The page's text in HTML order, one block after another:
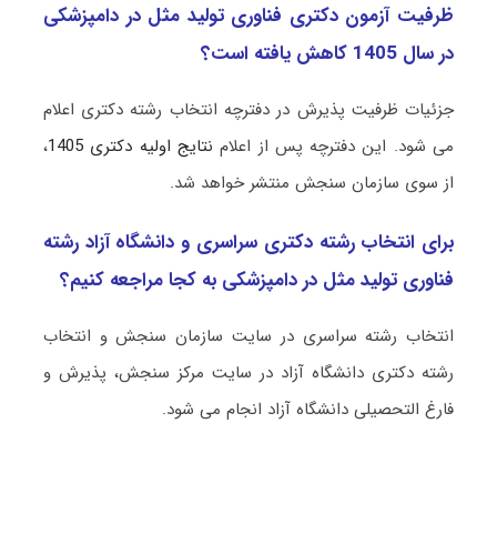
ظرفیت آزمون دکتری ﻓﻨﺎوری ﺗﻮﻟﻴﺪ ﻣﺜﻞ در داﻣﭙﺰشکی
در سال 1405 کاهش یافته است؟
جزئیات ظرفیت پذیرش در دفترچه انتخاب رشته دکتری اعلام
می شود. این دفترچه پس از اعلام نتایج اولیه دکتری 1405
،
از سوی سازمان سنجش منتشر خواهد شد.
برای انتخاب رشته دکتری سراسری و دانشگاه آزاد رشته
ﻓﻨﺎوری ﺗﻮﻟﻴﺪ ﻣﺜﻞ در داﻣﭙﺰشکی به کجا مراجعه کنیم؟
انتخاب رشته سراسری در سایت سازمان سنجش و انتخاب
رشته دکتری دانشگاه آزاد در سایت مرکز سنجش، پذیرش و
فارغ التحصیلی دانشگاه آزاد انجام می شود.